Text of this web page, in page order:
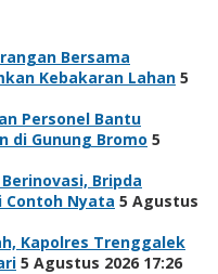
Bersama
Kebakaran Lahan 5
Personel Bantu
di Gunung Bromo 5
Bripda
Contoh Nyata 5 Agustus
Kapolres Trenggalek
5 Agustus 2026 17:26